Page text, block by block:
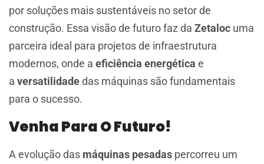
por soluções mais sustentáveis no setor de
construção. Essa visão de futuro faz da Zetaloc uma
parceira ideal para projetos de infraestrutura
modernos, onde a eficiência energética e
a versatilidadedas máquinas são fundamentais
para o sucesso.
Venha Para O Futuro!
A evolução das máquinas pesadas percorreu um